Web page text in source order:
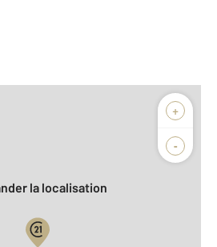
+
-
Biens vendus
la localisation